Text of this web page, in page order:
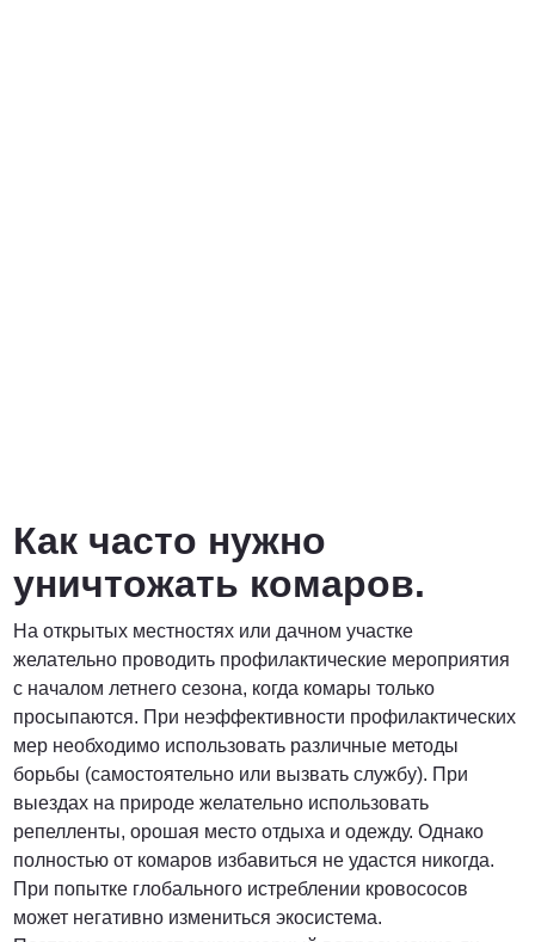
Как часто нужно
уничтожать комаров.
На открытых местностях или дачном участке
желательно проводить профилактические мероприятия
с началом летнего сезона, когда комары только
просыпаются. При неэффективности профилактических
мер необходимо использовать различные методы
борьбы (самостоятельно или вызвать службу). При
выездах на природе желательно использовать
репелленты, орошая место отдыха и одежду. Однако
полностью от комаров избавиться не удастся никогда.
При попытке глобального истреблении кровососов
может негативно измениться экосистема.